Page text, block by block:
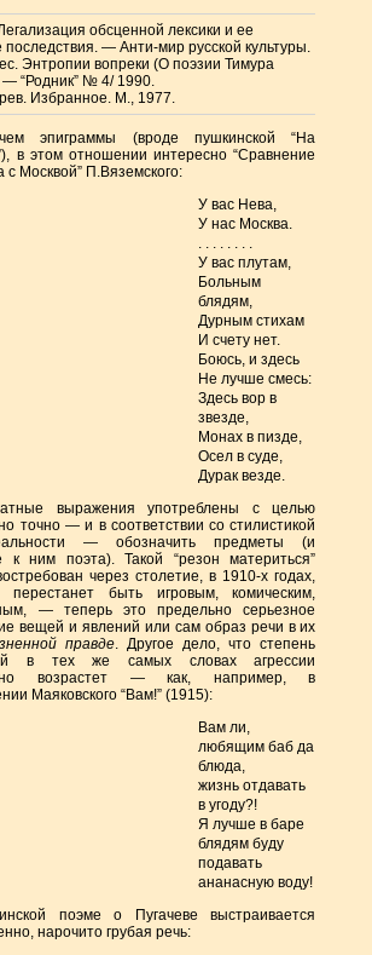
обсценной лексики и ее
последствия. — Анти-мир русской культуры.
Энтропии вопреки (О поэзии Тимура
— “Родник” № 4/ 1990.
Избранное. М., 1977.
эпиграммы (вроде пушкинской “На
в этом отношении интересно “Сравнение
с Москвой” П.Вяземского:
У вас Нева,
У нас Москва.
. . . . . . . .
У вас плутам,
Больным
блядям,
Дурным стихам
И счету нет.
Боюсь, и здесь
Не лучше смесь:
Здесь вор в
звезде,
Монах в пизде,
Осел в суде,
Дурак везде.
выражения употреблены с целью
точно — и в соответствии со стилистикой
— обозначить предметы (и
к ним поэта). Такой “резон материться”
через столетие, в 1910-х годах,
перестанет быть игровым, комическим,
— теперь это предельно серьезное
вещей и явлений или сам образ речи в их
правде. Другое дело, что степень
в тех же самых словах агрессии
возрастет — как, например, в
Маяковского “Вам!” (1915):
Вам ли,
любящим баб да
блюда,
жизнь отдавать
в угоду?!
Я лучше в баре
блядям буду
подавать
ананасную воду!
поэме о Пугачеве выстраивается
нарочито грубая речь: